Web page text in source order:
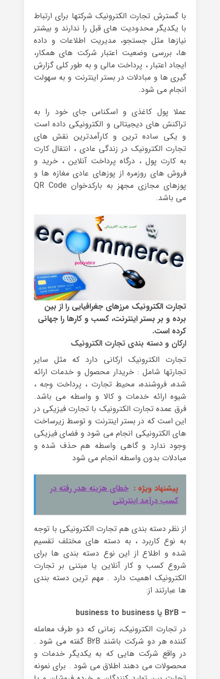
با گسترش تجارت الکترونیک شرکتها برای ارتباط
با یکدیگر محدودیت های قبل را ندارند و بیشتر
نیازها مثل جستجو، مدیریت اطلاعات و داده
ها، بررسی وضعیت اعتبار شرکت های همکار،
ایجاد اعتبار ، پرداخت مالی و به طور کلی گزارش
گیری ها و مبادلات در بستر اینترنت و به سهولت
انجام می شود.
عملا پول کاغذی و اسکناس جای خود را به
تراکنش های دیجیتالی و الکترونیکی داده است
و یکی ساده ترین و کارآمدترین نقش های
تجارت الکترونیک در زندگی عادی ، انتقال کارت
به کارت پول ، درگاه پرداخت آنلاین ، خرید و
فروش های روزمره از پوزهای عادی مغازه ها و
پوزهای مجازی مجهز به بارکدخوان QR Code
می باشد.
تجارت الکترونیک مرزهای جغرافیایی را از بین
برده و بر بستر اینترنت، کسب و کارها را جهانی
کرده است.
ارکان و دسته بندی تجارت الکترونیک
تجارت الکترونیک ارکانی دارد که مثل سایر
تجارتها شامل : خریدار محصول و خدمات ارائه
شده، فروشنده، محیط تجارت ، پرداخت وجه ،
شیوه ارائه خدمات و کالا و واسطه می باشد.
فرق عمده تجارت الکترونیک با تجارت فیزیکی در
این است که در بستر اینترنت و توسط زیرساخت
های الکترونیکی انجام می شود و فضای فیزیکی
وجود ندارد و گاهی واسطه هم حذف شده و
مبادلات بدون واسطه انجام می شود
پیشنهاد ویژه : خطای هزینه هدر رفته در
کسب درآمد اینترنتی
از نظر دسته بندی هم تجارت الکترونیکی با توجه
به نوع کاربرد ، به دسته های مختلف تقسیم
شده و اطلاع از این نوع دسته بندی ها برای
شروع کسب و کار آنلاین یا مبتنی بر تجارت
الکترونیک اهمیت دارد . مهم ترین دسته بندی
ها عبارتند از:
– B2B یا business to business
در تجارت الکترونیک، زمانی که دو طرف معامله
کننده هر دو شرکت باشند B2B گفته می شود .
در واقع شرکت هایی که به یکدیگر خدمات و
محصولات می دهند اطلاق می شود . برای نمونه